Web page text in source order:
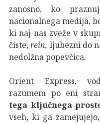
zanosno, ko
nacionalnega medija,
ki naj nas zveže v
čiste,rein, ljubezni do
nedolžna popevčica.
Orient Express,
razumem po eni
tega ključnega
vseh, ki ga